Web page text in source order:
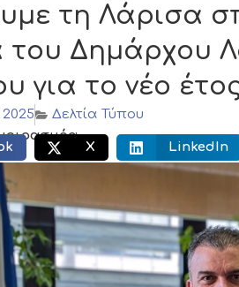
τη Λάρισα
του Δημάρχου
για το νέο
2025
Δελτία Τύπου
X LinkedIn